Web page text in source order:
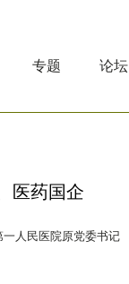
专题 论坛
医药国企
人民医院原党委书记